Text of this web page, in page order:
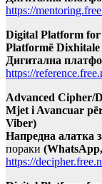
https://
Digital Platform for
Platformë Dixhitale
Дигитална
https://
Advanced Cipher/
Mjet i Avancuar
Viber)
Напредна
пораки
https://